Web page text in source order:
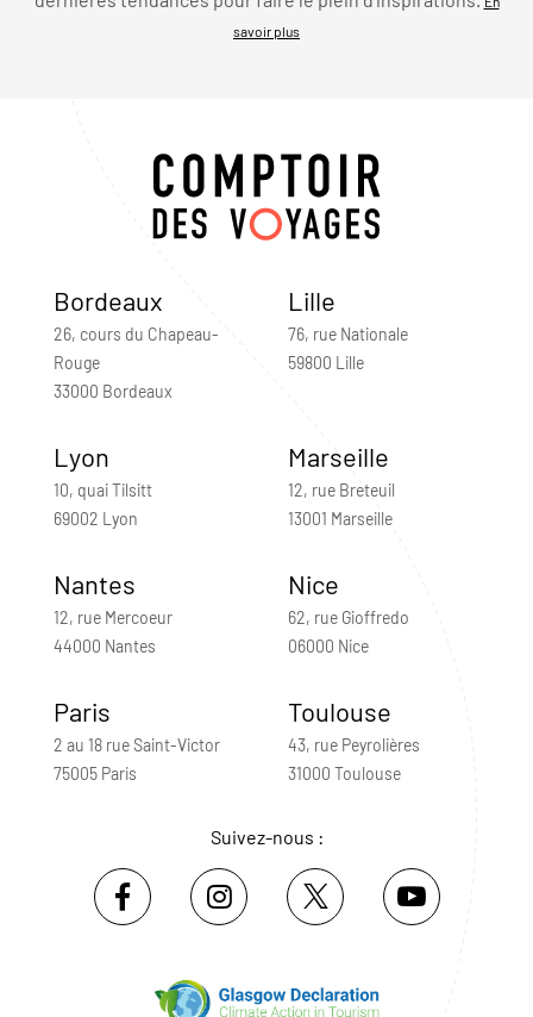
savoir plus
Bordeaux
26, cours du Chapeau-
Rouge
33000 Bordeaux
Lille
76, rue Nationale
59800 Lille
Lyon
10, quai Tilsitt
69002 Lyon
Marseille
12, rue Breteuil
13001 Marseille
Nantes
12, rue Mercoeur
44000 Nantes
Nice
62, rue Gioffredo
06000 Nice
Paris
2 au 18 rue Saint-Victor
75005 Paris
Toulouse
43, rue Peyrolières
31000 Toulouse
Suivez-nous :